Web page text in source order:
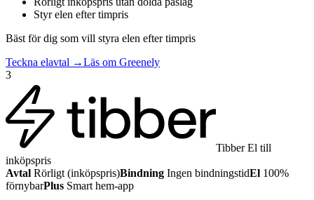
Styr elen efter timpris
Bäst för dig som vill styra elen efter timpris
Teckna elavtal →Läs om Greenely
3
Tibber El till
inköpspris
Avtal Rörligt (inköpspris)Bindning Ingen bindningstidEl 100%
förnybarPlus Smart hem-app